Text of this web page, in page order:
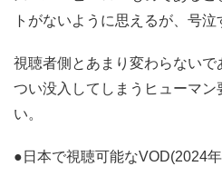
トがないように思えるが、号泣
視聴者側とあまり変わらないで
つい没入してしまうヒューマ
い。
●日本で視聴可能なVOD(2024